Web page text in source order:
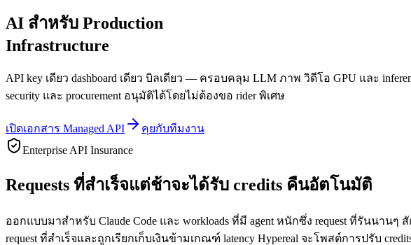
AI สำหรับ Production
Infrastructure
API key เดียว dashboard เดียว บิลเดียว — ครอบคลุม LLM ภาพ วิดีโอ GPU และ
security และ procurement อนุมัติได้โดยไม่ต้องขอ rider พิเศษ
เปิดเอกสาร Managed API
คุยกับทีมงาน
Enterprise API Insurance
Requests ที่สำเร็จแต่ช้าจะได้รับ credits คืนอัตโนมัติ
ออกแบบมาสำหรับ Claude Code และ workloads ที่มี agent หนักซึ่ง request ที่รันนานๆ
request ที่สำเร็จและถูกเรียกเก็บเงินข้ามเกณฑ์ latency Hypereal จะโพสต์การปรับ